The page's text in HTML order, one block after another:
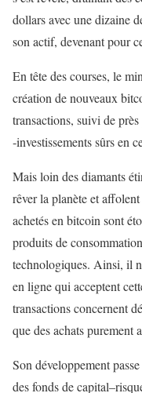
dollars avec une dizaine
son actif, devenant pour
En tête des courses, le
création de nouveaux
transactions, suivi de
‑investissements sûrs en
Mais loin des diamants
rêver la planète et
achetés en bitcoin sont
produits de
technologiques. Ainsi, il
en ligne qui acceptent
transactions concernent
que des achats purement
Son développement
des fonds de